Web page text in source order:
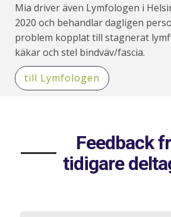
Mia driver även Lymfologen i
2020 och behandlar dagligen
problem kopplat till stagnerat
käkar och stel bindväv/fascia.
till Lymfologen
Feedback
tidigare